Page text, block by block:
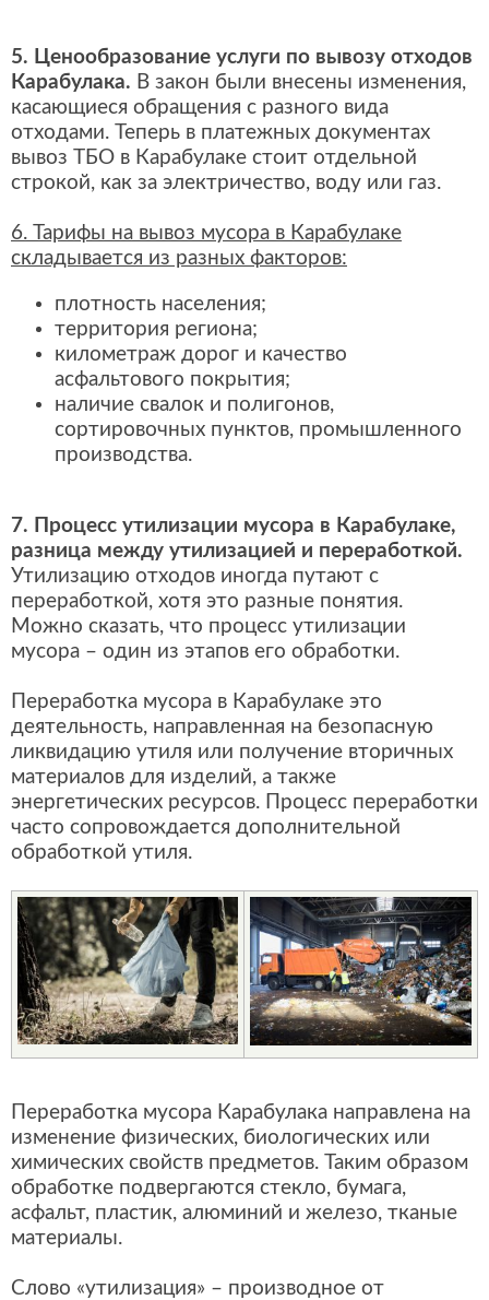
5. Ценообразование услуги по вывозу отходов
Карабулака. В закон были внесены изменения,
касающиеся обращения с разного вида
отходами. Теперь в платежных документах
вывоз ТБО в Карабулаке стоит отдельной
строкой, как за электричество, воду или газ.
6. Тарифы на вывоз мусора в Карабулаке
складывается из разных факторов:
плотность населения;
территория региона;
километраж дорог и качество
асфальтового покрытия;
наличие свалок и полигонов,
сортировочных пунктов, промышленного
производства.
7. Процесс утилизации мусора в Карабулаке,
разница между утилизацией и переработкой.
Утилизацию отходов иногда путают с
переработкой, хотя это разные понятия.
Можно сказать, что процесс утилизации
мусора – один из этапов его обработки.
Переработка мусора в Карабулаке это
деятельность, направленная на безопасную
ликвидацию утиля или получение вторичных
материалов для изделий, а также
энергетических ресурсов. Процесс переработки
часто сопровождается дополнительной
обработкой утиля.
Переработка мусора Карабулака направлена на
изменение физических, биологических или
химических свойств предметов. Таким образом
обработке подвергаются стекло, бумага,
асфальт, пластик, алюминий и железо, тканые
материалы.
Слово «утилизация» – производное от